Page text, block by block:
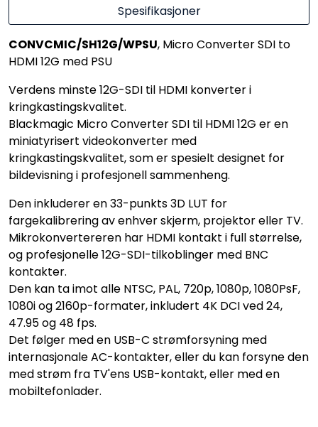
Spesifikasjoner
CONVCMIC/SH12G/WPSU, Micro Converter SDI to
HDMI 12G med PSU
Verdens minste 12G-SDI til HDMI konverter i
kringkastingskvalitet.
Blackmagic Micro Converter SDI til HDMI 12G er en
miniatyrisert videokonverter med
kringkastingskvalitet, som er spesielt designet for
bildevisning i profesjonell sammenheng.
Den inkluderer en 33-punkts 3D LUT for
fargekalibrering av enhver skjerm, projektor eller TV.
Mikrokonvertereren har HDMI kontakt i full størrelse,
og profesjonelle 12G-SDI-tilkoblinger med BNC
kontakter.
Den kan ta imot alle NTSC, PAL, 720p, 1080p, 1080PsF,
1080i og 2160p-formater, inkludert 4K DCI ved 24,
47.95 og 48 fps.
Det følger med en USB-C strømforsyning med
internasjonale AC-kontakter, eller du kan forsyne den
med strøm fra TV'ens USB-kontakt, eller med en
mobiltefonlader.